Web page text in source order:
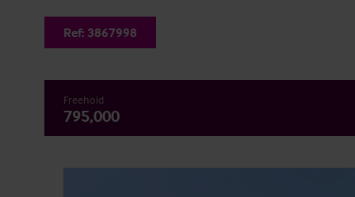
Ref: 3867998
Freehold
795,000